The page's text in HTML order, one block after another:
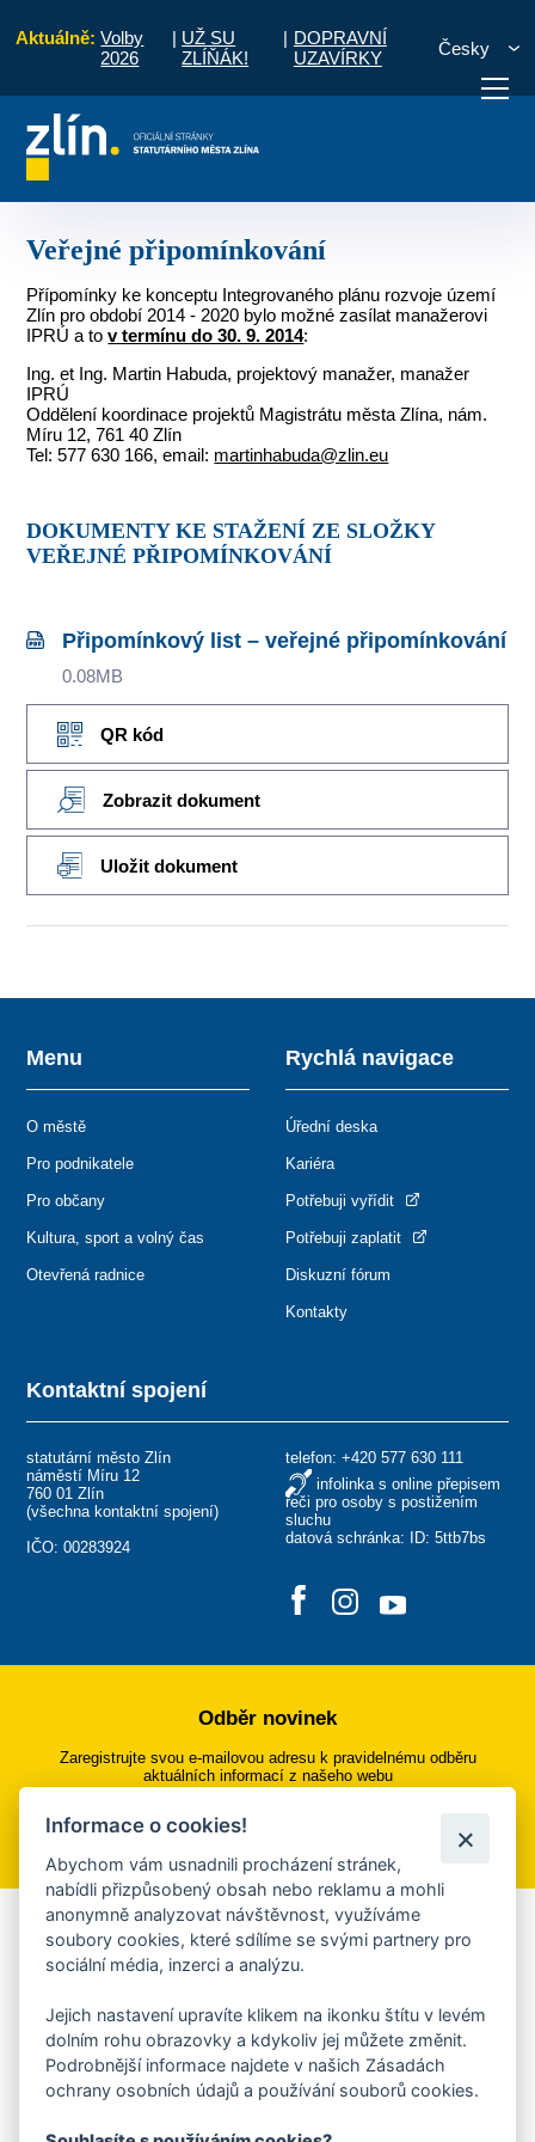
Aktuálně: Volby
2026
| UŽ SU
ZLÍŇÁK!
| DOPRAVNÍ
UZAVÍRKY
Česky
vyřídit Potřebuji zaplatit
Veřejné připomínkování
Přípomínky ke konceptu Integrovaného plánu rozvoje území
Zlín pro období 2014 - 2020 bylo možné zasílat manažerovi
IPRÚ a tov termínu do 30. 9. 2014:
Ing. et Ing. Martin Habuda, projektový manažer, manažer
IPRÚ
Oddělení koordinace projektů Magistrátu města Zlína, nám.
Míru 12, 761 40 Zlín
Tel: 577 630 166, email: martinhabuda@zlin.eu
DOKUMENTY KE STAŽENÍ ZE SLOŽKY
VEŘEJNÉ PŘIPOMÍNKOVÁNÍ
Připomínkový list – veřejné připomínkování
0.08MB
QR kód
Zobrazit dokument
Uložit dokument
Kontaktní spojení
statutární město Zlín
náměstí Míru 12
760 01 Zlín
(všechna kontaktní spojení)
IČO: 00283924
telefon: +420 577 630 111
infolinka s online přepisem
řeči pro osoby s postižením
sluchu
datová schránka: ID: 5ttb7bs
Menu
O městě
Pro podnikatele
Pro občany
Kultura, sport a volný čas
Otevřená radnice
Rychlá navigace
Úřední deska
Kariéra
Potřebuji vyřídit
Potřebuji zaplatit
Diskuzní fórum
Kontakty
Odběr novinek
Zaregistrujte svou e-mailovou adresu k pravidelnému odběru
aktuálních informací z našeho webu
Přihlásit se k odběru
Aplikace Mobilní rozhlas
Chcete dostávat do svého mobilu či mailu upozornění na
ankety, pozvánky na kulturní a sportovní akce?
Více informací o aplikaci
Informace o cookies!
Abychom vám usnadnili procházení stránek,
nabídli přizpůsobený obsah nebo reklamu a mohli
anonymně analyzovat návštěvnost, využíváme
soubory cookies, které sdílíme se svými partnery pro
sociální média, inzerci a analýzu.
Jejich nastavení upravíte klikem na ikonku štítu v levém
dolním rohu obrazovky a kdykoliv jej můžete změnit.
Podrobnější informace najdete v našich Zásadách
ochrany osobních údajů a používání souborů cookies.